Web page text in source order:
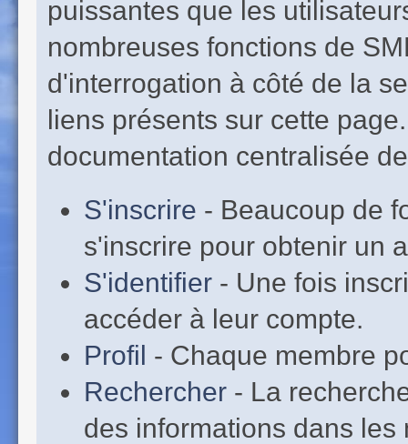
puissantes que les
nombreuses fonctions de
d'interrogation à côté de la
liens présents sur cette
documentation centralisée
S'inscrire - Beaucoup de
s'inscrire pour obtenir un
S'identifier - Une fois
accéder à leur compte.
Profil - Chaque membre
Rechercher - La
des informations dans